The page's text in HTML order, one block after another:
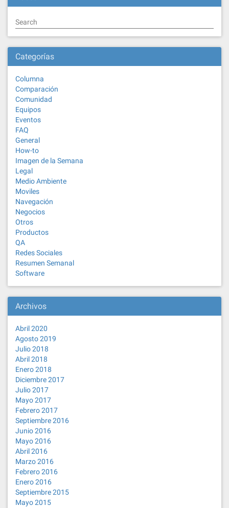
Search
Categorías
Columna
Comparación
Comunidad
Equipos
Eventos
FAQ
General
How-to
Imagen de la Semana
Legal
Medio Ambiente
Moviles
Navegación
Negocios
Otros
Productos
QA
Redes Sociales
Resumen Semanal
Software
Archivos
Abril 2020
Agosto 2019
Julio 2018
Abril 2018
Enero 2018
Diciembre 2017
Julio 2017
Mayo 2017
Febrero 2017
Septiembre 2016
Junio 2016
Mayo 2016
Abril 2016
Marzo 2016
Febrero 2016
Enero 2016
Septiembre 2015
Mayo 2015